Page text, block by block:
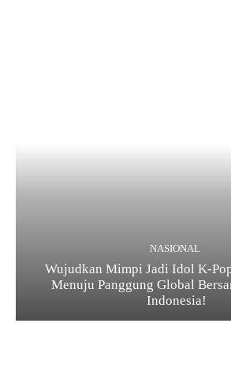
NASIONAL
Wujudkan Mimpi Jadi Idol K-
Menuju Panggung Global
Indonesia!